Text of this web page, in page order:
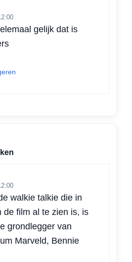
gelijk dat is
walkie talkie die in
de film al te zien is, is
grondlegger van
Marveld, Bennie